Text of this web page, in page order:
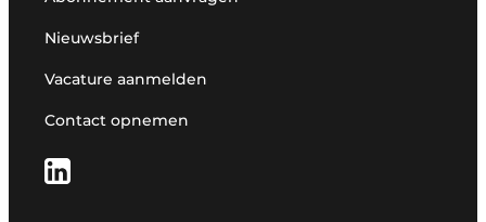
Nieuwsbrief
Vacature aanmelden
Contact opnemen